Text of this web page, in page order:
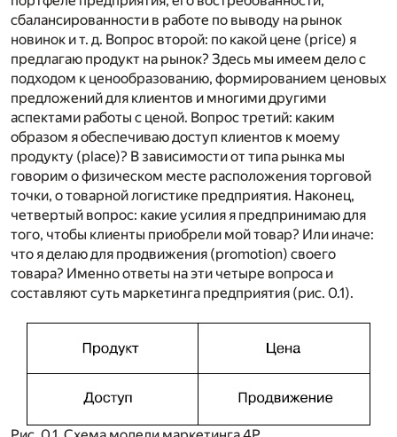
сбалансированности в работе по выводу на рынок
новинок и т. д. Вопрос второй: по какой цене (price) я
предлагаю продукт на рынок? Здесь мы имеем дело с
подходом к ценообразованию, формированием ценовых
предложений для клиентов и многими другими
аспектами работы с ценой. Вопрос третий: каким
образом я обеспечиваю доступ клиентов к моему
продукту (place)? В зависимости от типа рынка мы
говорим о физическом месте расположения торговой
точки, о товарной логистике предприятия. Наконец,
четвертый вопрос: какие усилия я предпринимаю для
того, чтобы клиенты приобрели мой товар? Или иначе:
что я делаю для продвижения (promotion) своего
товара? Именно ответы на эти четыре вопроса и
составляют суть маркетинга предприятия (рис. 0.1).